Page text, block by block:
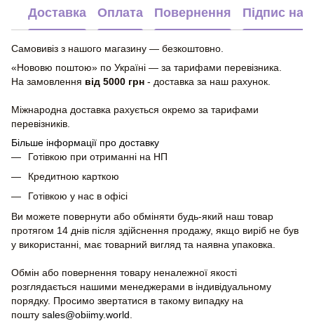
Доставка Оплата Повернення Підпис на
Самовивіз з нашого магазину — безкоштовно.
«Нововю поштою» по Україні — за тарифами перевізника.
На замовлення від 5000 грн - доставка за наш рахунок.
Міжнародна доставка рахується окремо за тарифами
перевізників.
Більше інформації про доставку
Готівкою при отриманні на НП
Кредитною карткою
Готівкою у нас в офісі
Ви можете повернути або обміняти будь-який наш товар
протягом 14 днів після здійснення продажу, якщо виріб не був
у використанні, має товарний вигляд та наявна упаковка.
Обмін або повернення товару неналежної якості
розглядається нашими менеджерами в індивідуальному
порядку. Просимо звертатися в такому випадку на
пошту sales@obiimy.world